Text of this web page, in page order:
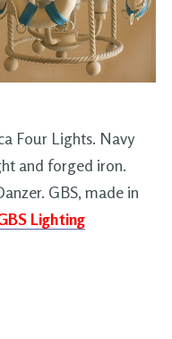
Four Lights. Navy
and forged iron.
GBS, made in
Lighting